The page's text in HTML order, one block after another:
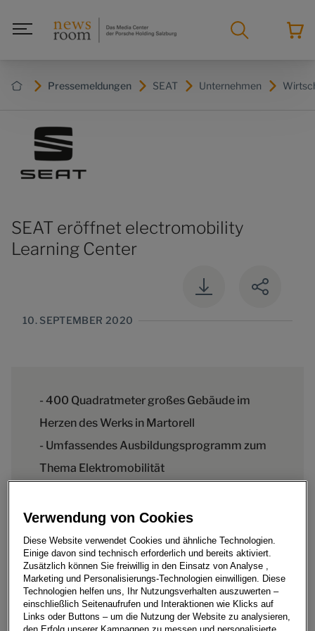
Pressemeldungen SEAT Unternehmen
SEAT eröffnet electromobility
Learning Center
10. SEPTEMBER 2020
- 400 Quadratmeter großes Gebäude im
Herzen des Werks in Martorell
- Umfassendes Ausbildungsprogramm zum
Thema Elektromobilität
Unternehmens
- Ausbildung wird Grundstein der
Transformation zur Elektromobilität
Verwendung von Cookies
Diese Website verwendet Cookies und ähnliche Technologien.
Einige davon sind technisch erforderlich und bereits aktiviert.
Zusätzlich können Sie freiwillig in den Einsatz von Analyse ,
Marketing und Personalisierungs-Technologien einwilligen. Diese
Technologien helfen uns, Ihr Nutzungsverhalten auszuwerten –
einschließlich Seitenaufrufen und Interaktionen wie Klicks auf
Links oder Buttons – um die Nutzung der Website zu analysieren,